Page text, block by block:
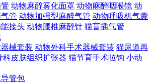
动物麻醉雾化面罩 动物麻醉咽喉镜 动
管 动物加强型麻醉气管 动物呼吸机气囊
接头 动物腰椎麻醉针 猫盲插气管
械套装 动物外科手术器械套装 猫尿道再
科皮肤组织扩张器 猫节育手术拉钩 小动
管包